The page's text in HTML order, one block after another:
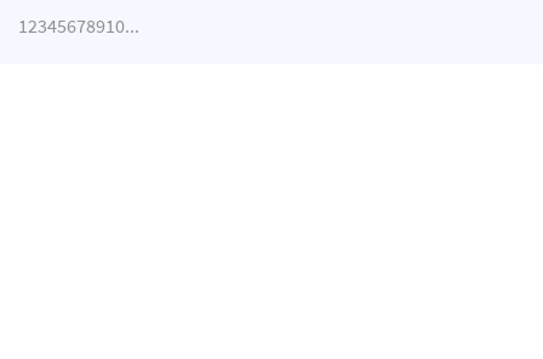
12345678910...